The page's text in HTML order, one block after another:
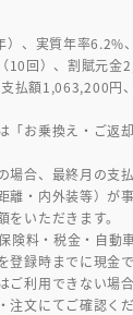
）、実質年率6.2%
10回）、割賦元金
払額1,063,200円
「お乗換え・ご返
場合、最終月の支
離・内外装等）が
をいただきます。
険料・税金・自動
登録時までに現金
ご利用できない場
注文にてご確認くだ